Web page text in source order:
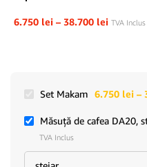
6.750 lei – 38.700 lei TVA Inclus
Set Makam 6.750 lei –
Măsuţă de cafea DA20,
TVA Inclus